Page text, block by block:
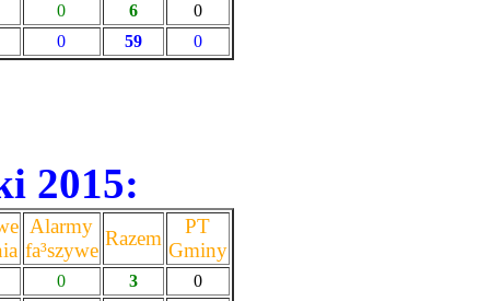
0
6
0
0
59 0
2015:
Alarmy
fa³szywe
Razem
PT
Gminy
0 3
0